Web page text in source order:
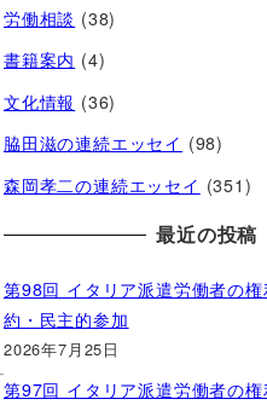
労働相談 (38)
書籍案内 (4)
文化情報 (36)
脇田滋の連続エッセイ (98)
森岡孝二の連続エッセイ (351)
最近の投稿
第98回 イタリア派遣労働者の
約・民主的参加
2026年7月25日
第97回 イタリア派遣労働者の